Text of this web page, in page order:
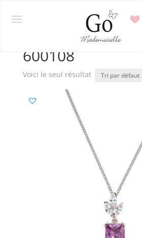
/ Produit Référence / 600108
600108
Voici le seul résultat